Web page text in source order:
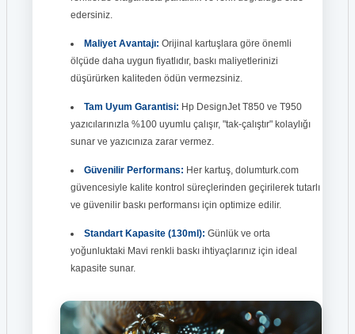
edersiniz.
Maliyet Avantajı: Orijinal kartuşlara göre önemli
ölçüde daha uygun fiyatlıdır, baskı maliyetlerinizi
düşürürken kaliteden ödün vermezsiniz.
Tam Uyum Garantisi: Hp DesignJet T850 ve T950
yazıcılarınızla %100 uyumlu çalışır, "tak-çalıştır" kolaylığı
sunar ve yazıcınıza zarar vermez.
Güvenilir Performans: Her kartuş, dolumturk.com
güvencesiyle kalite kontrol süreçlerinden geçirilerek tutarlı
ve güvenilir baskı performansı için optimize edilir.
Standart Kapasite (130ml): Günlük ve orta
yoğunluktaki Mavi renkli baskı ihtiyaçlarınız için ideal
kapasite sunar.